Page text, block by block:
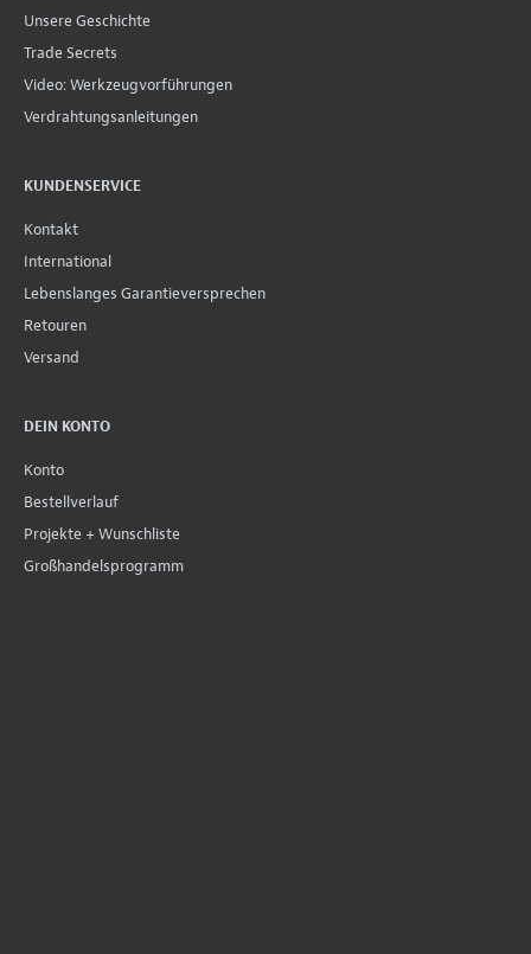
Unsere Geschichte
Trade Secrets
Video: Werkzeugvorführungen
Verdrahtungsanleitungen
KUNDENSERVICE
Kontakt
International
Lebenslanges Garantieversprechen
Retouren
Versand
DEIN KONTO
Konto
Bestellverlauf
Projekte + Wunschliste
Großhandelsprogramm